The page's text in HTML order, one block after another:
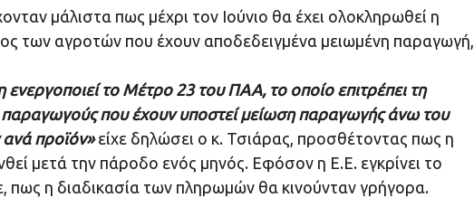
μάλιστα πως μέχρι τον Ιούνιο θα έχει ολοκληρωθεί η
των αγροτών που έχουν αποδεδειγμένα μειωμένη παραγωγή,
το Μέτρο 23 του ΠΑΑ, το οποίο επιτρέπει τη
που έχουν υποστεί μείωση παραγωγής άνω του
προϊόν»είχε δηλώσει ο κ. Τσιάρας, προσθέτοντας πως η
μετά την πάροδο ενός μηνός. Εφόσον η Ε.Ε. εγκρίνει το
πως η διαδικασία των πληρωμών θα κινούνταν γρήγορα.